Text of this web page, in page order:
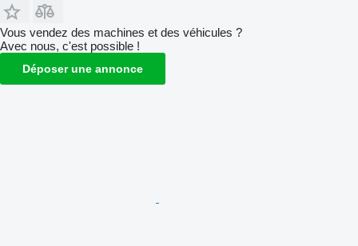
Vous vendez des machines et des véhicules ?
Avec nous, c'est possible !
Déposer une annonce